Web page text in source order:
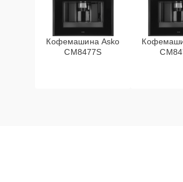
Кофемашина Asko
CM8477S